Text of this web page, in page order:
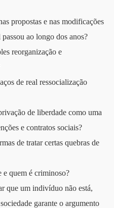
propostas e nas modificações
ao longo dos anos?
reorganização e
de real ressocialização
de liberdade como uma
e contratos sociais?
de tratar certas quebras de
e quem é criminoso?
que um indivíduo não está,
garante o argumento